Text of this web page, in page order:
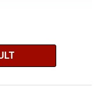
în jurul orei